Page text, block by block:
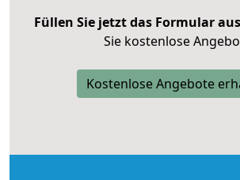
Füllen Sie jetzt das Formular aus
Sie kostenlose
Kostenlose Angebote